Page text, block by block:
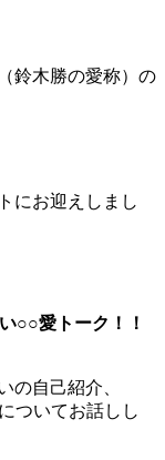
鈴木勝の愛称）の
にお迎えしまし
○○愛トーク！！
の自己紹介、
ついてお話しし